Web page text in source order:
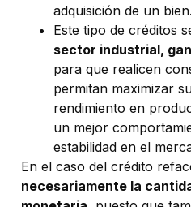
adquisición de un bien.
Este tipo de créditos
sector industrial,
para que realicen
permitan maximizar
rendimiento en
un mejor
estabilidad en el
En el caso del crédito
necesariamente la